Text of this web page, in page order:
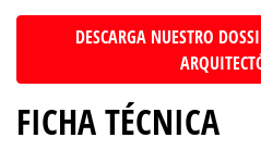
DESCARGA NUESTRO
FICHA TÉCNICA